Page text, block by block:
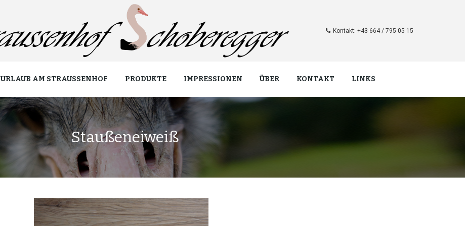
Kontakt: +43 664 / 795 05 15
URLAUB AM STRAUSSENHOF PRODUKTE IMPRESSIONEN ÜBER KONTAKT LINKS
Staußeneiweiß